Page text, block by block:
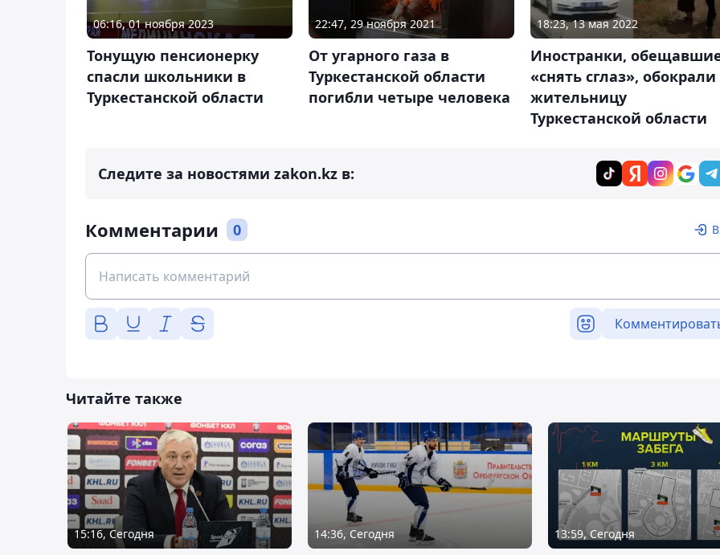
06:16, 01 ноября 2023
Тонущую пенсионерку
спасли школьники в
Туркестанской области
22:47, 29 ноября 2021
От угарного газа в
Туркестанской области
погибли четыре человека
18:23, 13 мая 2022
Иностранки,
«снять сглаз», обокрали
жительницу
Туркестанской области
Следите за новостями zakon.kz в:
Комментарии 0
Читайте также
15:16, Сегодня 14:36, Сегодня 13:59, Сегодня